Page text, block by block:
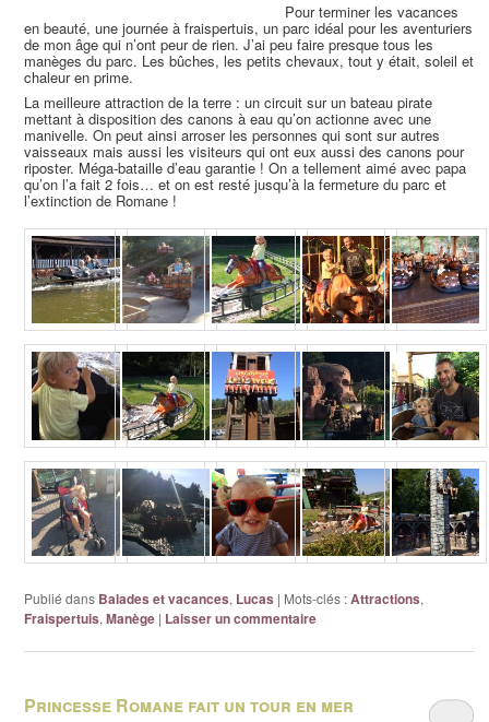
Pour terminer les vacances
en beauté, une journée à fraispertuis, un parc idéal pour les aventuriers
de mon âge qui n’ont peur de rien. J’ai peu faire presque tous les
manèges du parc. Les bûches, les petits chevaux, tout y était, soleil et
chaleur en prime.
La meilleure attraction de la terre : un circuit sur un bateau pirate
mettant à disposition des canons à eau qu’on actionne avec une
manivelle. On peut ainsi arroser les personnes qui sont sur autres
vaisseaux mais aussi les visiteurs qui ont eux aussi des canons pour
riposter. Méga-bataille d’eau garantie ! On a tellement aimé avec papa
qu’on l’a fait 2 fois… et on est resté jusqu’à la fermeture du parc et
l’extinction de Romane !
Publié dans Balades et vacances, Lucas | Mots-clés :Attractions,
Fraispertuis,Manège | Laisser un commentaire
Princesse Romane fait un tour en mer